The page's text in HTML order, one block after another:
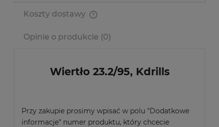
Koszty dostawy
Opinie o produkcie (0)
Wiertło 23.2/95, Kdrills
Przy zakupie prosimy wpisać w polu "Dodatkowe
informacje" numer produktu, który chcecie